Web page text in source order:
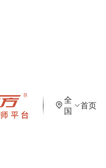
全
国
首页